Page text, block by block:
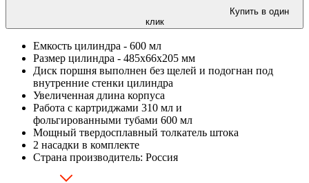
Купить в один
клик
Емкость цилиндра - 600 мл
Размер цилиндра - 485x66x205 мм
Диск поршня выполнен без щелей и подогнан под
внутренние стенки цилиндра
Увеличенная длина корпуса
Работа с картриджами 310 мл и
фольгированными тубами 600 мл
Мощный твердосплавный толкатель штока
2 насадки в комплекте
Страна производитель: Россия